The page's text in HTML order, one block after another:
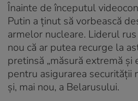
Înainte de începutul
Putin a ținut să vorbească
armelor nucleare. Liderul
nou că ar putea recurge la
pretinsă „măsură extremă și
pentru asigurarea securității
și, mai nou, a Belarusului.